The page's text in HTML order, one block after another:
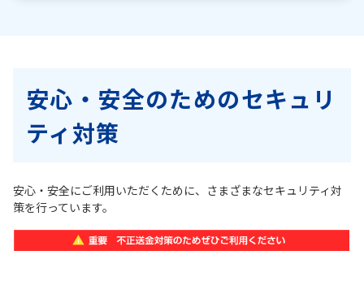
安心・安全のためのセキュリ
ティ対策
安心・安全にご利用いただくために、さまざまなセキュリティ対
策を行っています。